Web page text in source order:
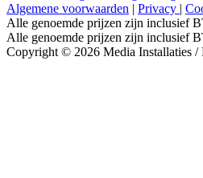
Algemene voorwaarden | Privacy |
Alle genoemde prijzen zijn inclusief
Alle genoemde prijzen zijn inclusief
Copyright © 2026 Media Installaties